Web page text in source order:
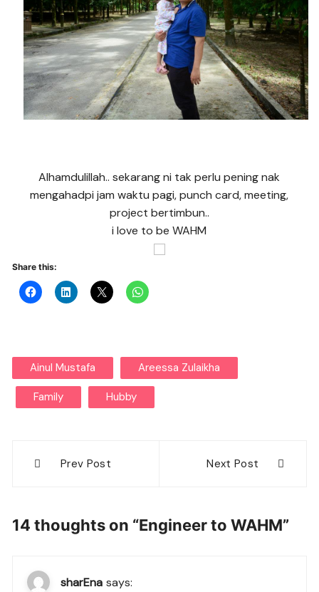
Alhamdulillah.. sekarang ni tak perlu pening nak
mengahadpi jam waktu pagi, punch card, meeting,
project bertimbun..
i love to be WAHM
Share this:
Ainul Mustafa Areessa Zulaikha
Family Hubby
navigation
Prev Post Next Post
14 thoughts on “Engineer to WAHM”
sharEna says: